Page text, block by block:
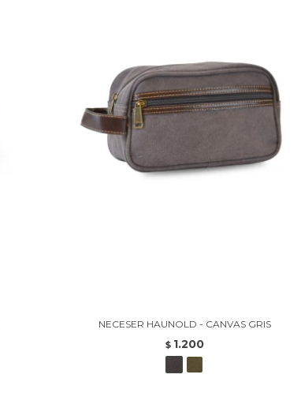
NECESER HAUNOLD - CANVAS GRIS
$ 1.200